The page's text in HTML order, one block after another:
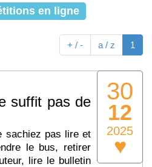
en ligne
+ / - a / z 1
30
12
2025
♥
suffit pas de
sachiez pas lire et
le bus, retirer
lire le bulletin